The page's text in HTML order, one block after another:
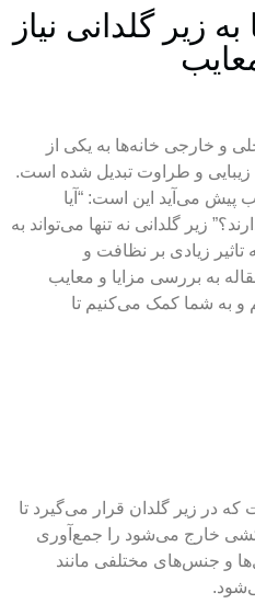
زیر گلدانی نیاز
و خارجی خانه‌ها به یکی از
و طراوت تبدیل شده است.
پیش می‌آید این است: “آیا
زیر گلدانی نه تنها می‌تواند به
زیادی بر نظافت و
به بررسی مزایا و معایب
و به شما کمک می‌کنیم تا
در زیر گلدان قرار می‌گیرد تا
خارج می‌شود را جمع‌آوری
و جنس‌های مختلفی مانند